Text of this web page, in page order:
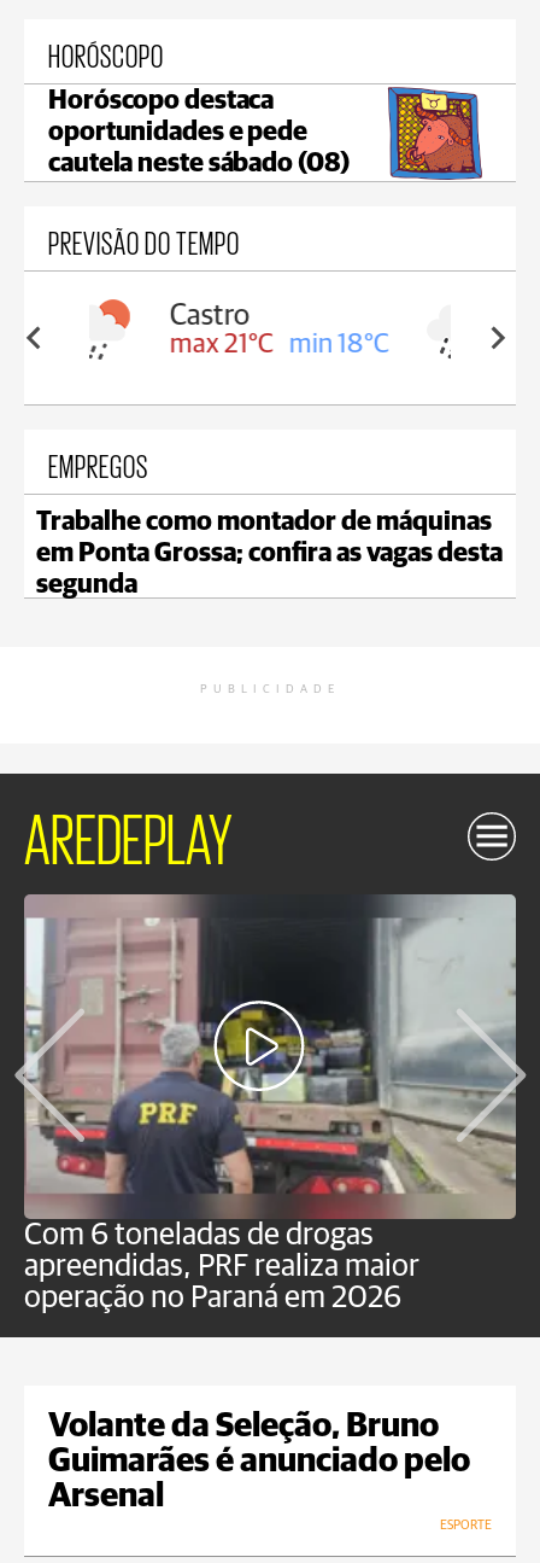
HORÓSCOPO
Horóscopo destaca
oportunidades e pede
cautela neste sábado (08)
PREVISÃO DO TEMPO
18°C
Carambeí
max 20°C min 18°C
EMPREGOS
Trabalhe como montador de máquinas
em Ponta Grossa; confira as vagas desta
segunda
PUBLICIDADE
AREDEPLAY
Com 6 toneladas de drogas
apreendidas, PRF realiza maior
operação no Paraná em 2026
Volante da Seleção, Bruno
Guimarães é anunciado pelo
Arsenal
ESPORTE